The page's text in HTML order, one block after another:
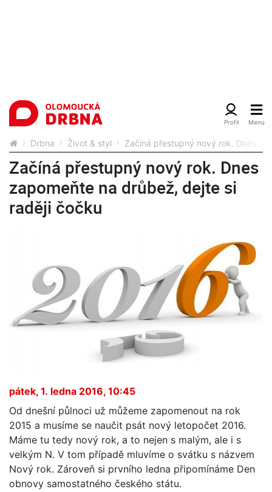
Drbna Život & styl Začíná přestupný nový rok. Dnes
Začíná přestupný nový rok. Dnes
zapomeňte na drůbež, dejte si
raději čočku
pátek, 1. ledna 2016, 10:45
Od dnešní půlnoci už můžeme zapomenout na rok
2015 a musíme se naučit psát nový letopočet 2016.
Máme tu tedy nový rok, a to nejen s malým, ale i s
velkým N. V tom případě mluvíme o svátku s názvem
Nový rok. Zároveň si prvního ledna připomínáme Den
obnovy samostatného českého státu.